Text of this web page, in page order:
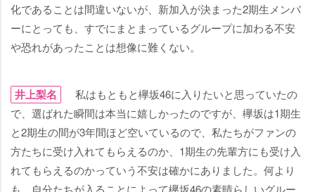
化であることは間違いないが、新加入が決まった2期生メンバ
ーにとっても、すでにまとまっているグループに加わる不安
恐れがあったことは想像に難くない。
井上梨名
私はもともと欅坂46に入りたいと思っていたの
で、選ばれた瞬間は本当に嬉しかったのですが、欅坂は1期生
と2期生の間が3年間ほど空いているので、私たちがファンの
方たちに受け入れてもらえるのか、1期生の先輩方にも受け入
れてもらえるのかっていう不安は確かにありました。何より
も、自分たちが入ることによって欅坂46の素晴らしいグルー